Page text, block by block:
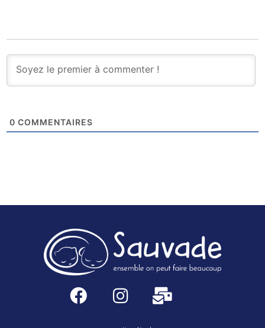
0 COMMENTAIRES